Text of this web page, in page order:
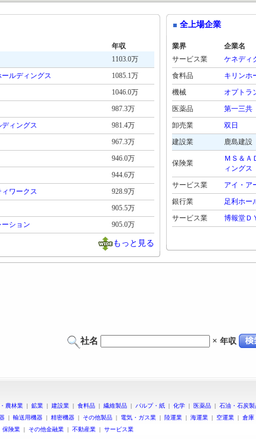
年収
1103.0万
ルディングス
1085.1万
1046.0万
987.3万
ィングス
981.4万
967.3万
946.0万
944.6万
ワークス
928.9万
905.5万
ション 905.0万
もっと見る
全上場企業
業界 企業名
サービス業
ケネディ
食料品
キリンホ
機械
オプトラ
医薬品
第一三共
卸売業
双日
建設業
鹿島建設
保険業
ＭＳ＆Ａ
ィングス
サービス業 アイ・ア
銀行業
足利ホー
サービス業
博報堂Ｄ
社名 × 年収
農林業 | 鉱業 | 建設業 | 食料品 | 繊維製品 | パルプ・紙 | 化学 | 医薬品 | 石油・石炭製
| 輸送用機器 | 精密機器 | その他製品 | 電気・ガス業 | 陸運業 | 海運業 | 空運業 | 倉庫
保険業 | その他金融業 | 不動産業 | サービス業